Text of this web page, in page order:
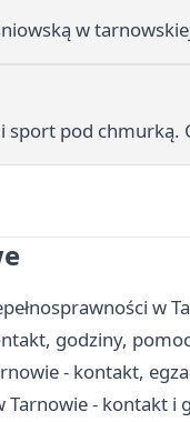
w
sport pod chmurką.
w
godziny,
- kontakt,
Tarnowie - kontakt i